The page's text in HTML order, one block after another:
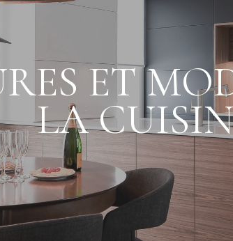
ET
LA